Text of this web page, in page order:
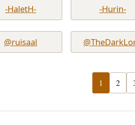
-HaletH- -Hurin-
@ruisaal
1 2